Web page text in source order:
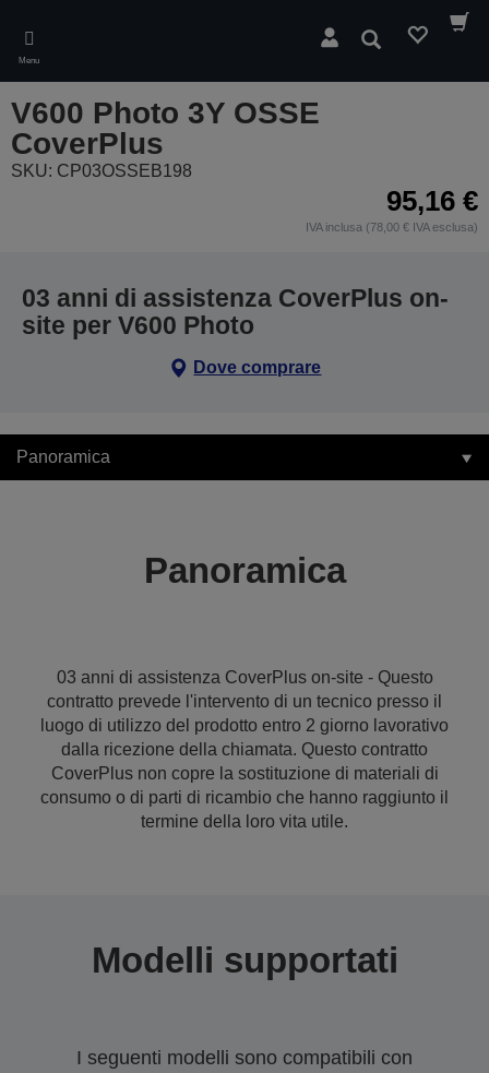
main
content
Menu
Cerca
V600 Photo 3Y OSSE
CoverPlus
SKU: CP03OSSEB198
95,16 €
IVA inclusa (78,00 € IVA esclusa)
03 anni di assistenza CoverPlus on-
site per V600 Photo
Dove comprare
Panoramica
Panoramica
03 anni di assistenza CoverPlus on-site - Questo
contratto prevede l'intervento di un tecnico presso il
luogo di utilizzo del prodotto entro 2 giorno lavorativo
dalla ricezione della chiamata. Questo contratto
CoverPlus non copre la sostituzione di materiali di
consumo o di parti di ricambio che hanno raggiunto il
termine della loro vita utile.
Modelli supportati
I seguenti modelli sono compatibili con